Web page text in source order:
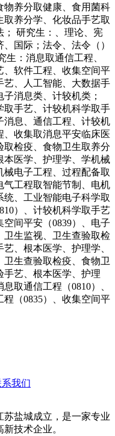
物养分取健康、食用菌科
养分学、化妆品手艺取
； 研究生：、理论、宪
国际；法令、法令（）
：消息取通信工程、
、软件工程、收集空间平
艺、人工智能、大数据手
消息类、计较机类；
取手艺、计较机科学取手
消息、通信工程、计较机
收集取消息平安临床医
检疫、食物卫生取养分
本医学、护理学、学机械
电子工程、过程配备取
气工程取智能节制、电机
、工业智能电子科学取
）、计较机科学取手艺
空间平安（0839）、电子
卫生监视、卫生查验取检
、根本医学、护理学、
生查验取检疫、食物卫
艺、根本医学、护理
取通信工程（0810）、
（0835）、收集空间平
我们
苏盐城成立，是一家专业
技术企业。